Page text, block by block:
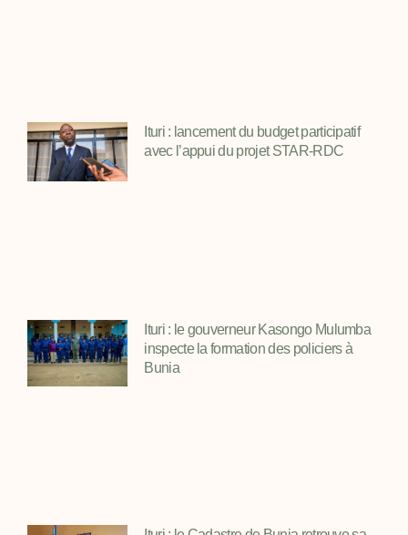
Ituri : lancement du budget participatif
avec l’appui du projet STAR-RDC
Ituri : le gouverneur Kasongo Mulumba
inspecte la formation des policiers à
Bunia